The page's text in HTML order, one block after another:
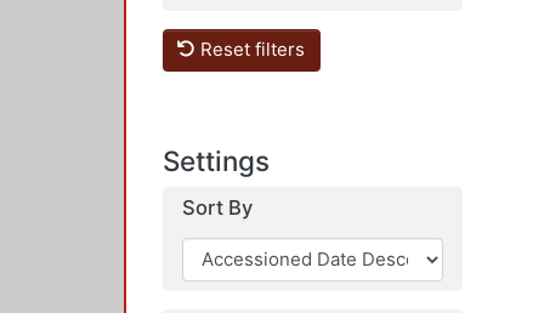
Reset filters
Settings
Sort By